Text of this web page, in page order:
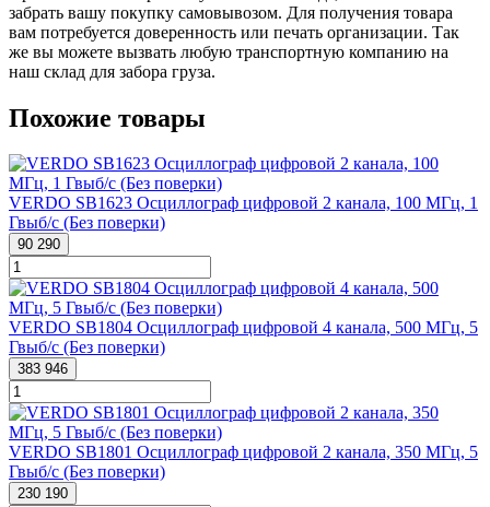
забрать вашу покупку самовывозом. Для получения товара
вам потребуется доверенность или печать организации. Так
же вы можете вызвать любую транспортную компанию на
наш склад для забора груза.
Похожие товары
VERDO SB1623 Осциллограф цифровой 2 канала, 100 МГц, 1
Гвыб/с (Без поверки)
90 290
VERDO SB1804 Осциллограф цифровой 4 канала, 500 МГц, 5
Гвыб/с (Без поверки)
383 946
VERDO SB1801 Осциллограф цифровой 2 канала, 350 МГц, 5
Гвыб/с (Без поверки)
230 190